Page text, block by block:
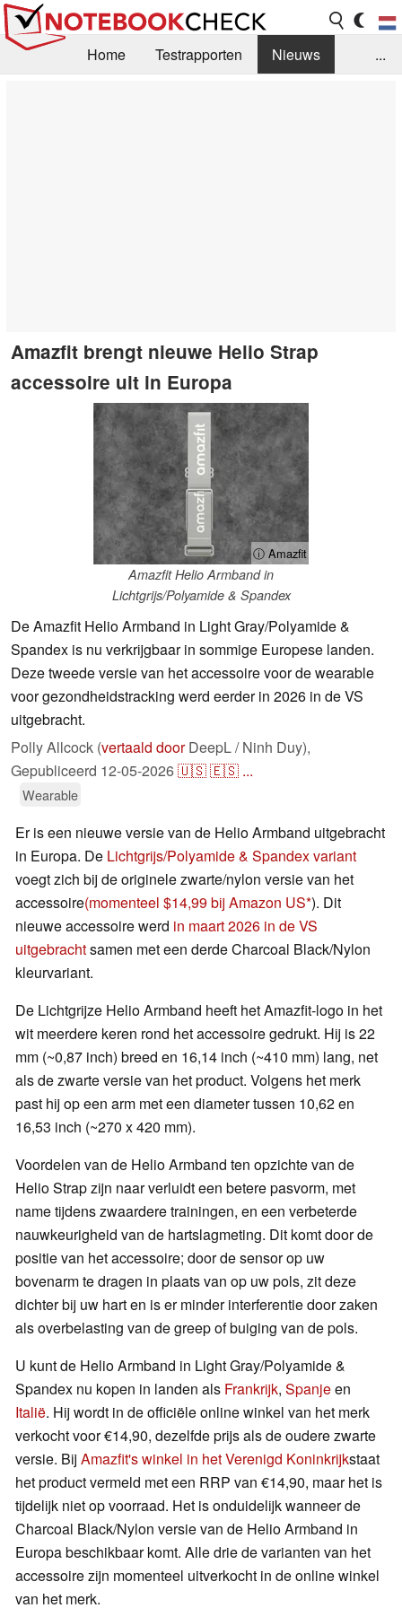
Home Testrapporten
Nieuws
...
Amazfit brengt nieuwe Helio Strap
accessoire uit in Europa
ⓘ Amazfit
Amazfit Helio Armband in
Lichtgrijs/Polyamide & Spandex
De Amazfit Helio Armband in Light Gray/Polyamide &
Spandex is nu verkrijgbaar in sommige Europese landen.
Deze tweede versie van het accessoire voor de wearable
voor gezondheidstracking werd eerder in 2026 in de VS
uitgebracht.
Polly Allcock (vertaald doorDeepL / Ninh Duy),
Gepubliceerd 12-05-2026🇺🇸🇪🇸 ...
Wearable
Er is een nieuwe versie van de Helio Armband uitgebracht
in Europa. De Lichtgrijs/Polyamide & Spandex variant
voegt zich bij de originele zwarte/nylon versie van het
accessoire(momenteel $14,99 bij Amazon US ). Dit
nieuwe accessoire werd in maart 2026 in de VS
uitgebrachtsamen met een derde Charcoal Black/Nylon
kleurvariant.
De Lichtgrijze Helio Armband heeft het Amazfit-logo in het
wit meerdere keren rond het accessoire gedrukt. Hij is 22
mm (~0,87 inch) breed en 16,14 inch (~410 mm) lang, net
als de zwarte versie van het product. Volgens het merk
past hij op een arm met een diameter tussen 10,62 en
16,53 inch (~270 x 420 mm).
Voordelen van de Helio Armband ten opzichte van de
Helio Strap zijn naar verluidt een betere pasvorm, met
name tijdens zwaardere trainingen, en een verbeterde
nauwkeurigheid van de hartslagmeting. Dit komt door de
positie van het accessoire; door de sensor op uw
bovenarm te dragen in plaats van op uw pols, zit deze
dichter bij uw hart en is er minder interferentie door zaken
als overbelasting van de greep of buiging van de pols.
U kunt de Helio Armband in Light Gray/Polyamide &
Spandex nu kopen in landen als Frankrijk, Spanjeen
Italië. Hij wordt in de officiële online winkel van het merk
verkocht voor €14,90, dezelfde prijs als de oudere zwarte
versie. BijAmazfit's winkel in het Verenigd Koninkrijkstaat
het product vermeld met een RRP van €14,90, maar het is
tijdelijk niet op voorraad. Het is onduidelijk wanneer de
Charcoal Black/Nylon versie van de Helio Armband in
Europa beschikbaar komt. Alle drie de varianten van het
accessoire zijn momenteel uitverkocht in de online winkel
van het merk.